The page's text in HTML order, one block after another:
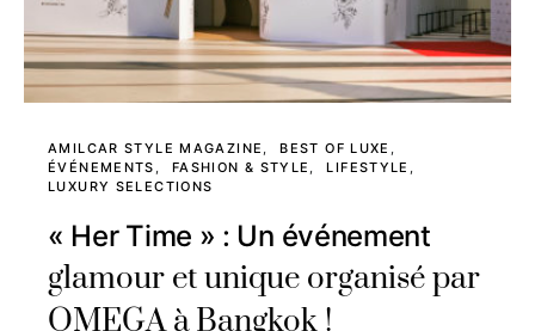
AMILCAR STYLE MAGAZINE
BEST OF LUXE
ÉVÉNEMENTS
FASHION & STYLE
LIFESTYLE
LUXURY SELECTIONS
« Her Time » : Un événement
glamour et unique organisé par
OMEGA à Bangkok !